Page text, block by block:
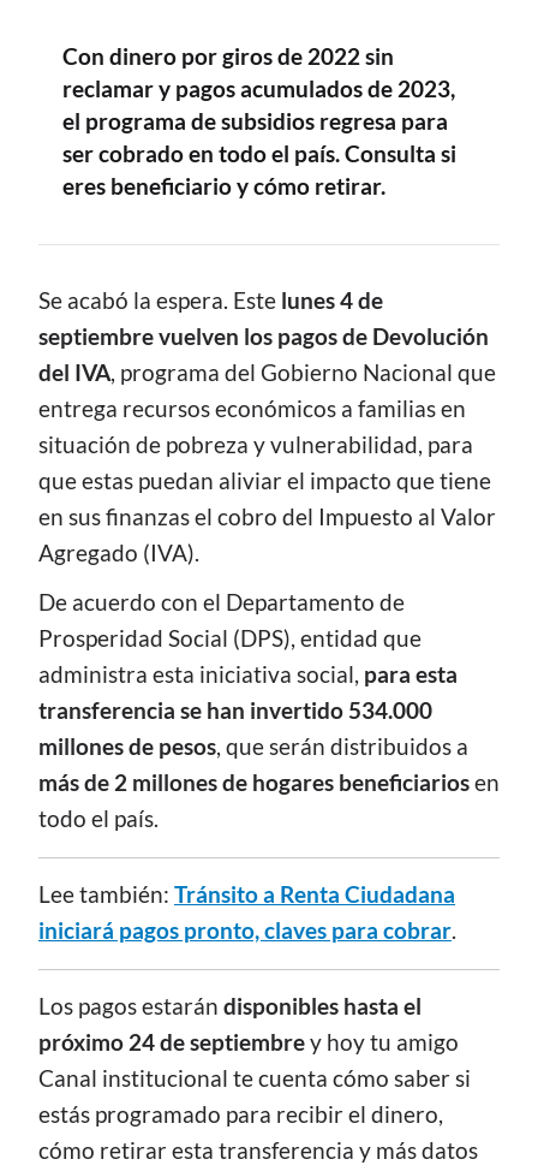
Con dinero por giros de 2022 sin
reclamar y pagos acumulados de 2023,
el programa de subsidios regresa para
ser cobrado en todo el país. Consulta si
eres beneficiario y cómo retirar.
CONTENIDO
Se acabó la espera. Este lunes 4 de
septiembre vuelven los pagos de Devolución
del IVA, programa del Gobierno Nacional que
entrega recursos económicos a familias en
situación de pobreza y vulnerabilidad, para
que estas puedan aliviar el impacto que tiene
en sus finanzas el cobro del Impuesto al Valor
Agregado (IVA).
De acuerdo con el Departamento de
Prosperidad Social (DPS), entidad que
administra esta iniciativa social, para esta
transferencia se han invertido 534.000
millones de pesos, que serán distribuidos a
más de 2 millones de hogares beneficiariosen
todo el país.
Lee también: Tránsito a Renta Ciudadana
iniciará pagos pronto, claves para cobrar.
Los pagos estarán disponibles hasta el
próximo 24 de septiembrey hoy tu amigo
Canal institucional te cuenta cómo saber si
estás programado para recibir el dinero,
cómo retirar esta transferencia y más datos